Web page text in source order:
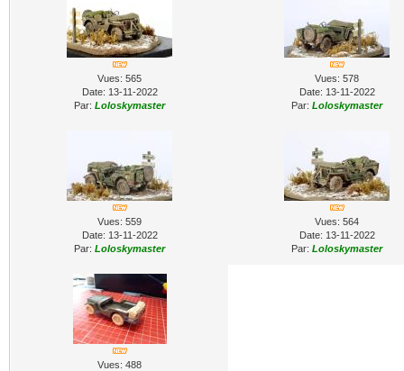
Vues: 565
Date: 13-11-2022
Par: Loloskymaster
Vues: 578
Date: 13-11-2022
Par: Loloskymaster
Vues: 559
Date: 13-11-2022
Par: Loloskymaster
Vues: 564
Date: 13-11-2022
Par: Loloskymaster
Vues: 488